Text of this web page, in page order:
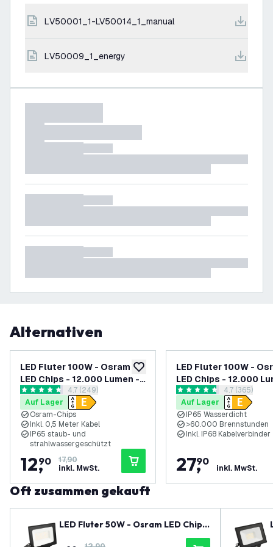
LV50001_1-LV50014_1_manual
LV50009_1_energy
Alternativen
zur Wunschliste hinzufügen
LED Fluter 100W - Osram
LED Chips - 12.000 Lumen -
6500K
Bewertungsbereich öffnen
4.7 Bewertungssterne
4.7 (249)
Auf Lager
Osram-Chips
Inkl. 0,5 Meter Kabel
IP65 staub- und
strahlwassergeschützt
12,
90
17,90
inkl. MwSt.
LED Fluter 100W -
LED Chips - 12.000
4000K -
4.7 Bewertungssterne
4.7 (365)
Auf Lager
IP65 Wasserdicht
>60.000 Brennstunden
Inkl. IP68 Kabelverbinder
27,
90
inkl. MwSt.
Oft zusammen gekauft
LED Fluter 50W - Osram LED Chips